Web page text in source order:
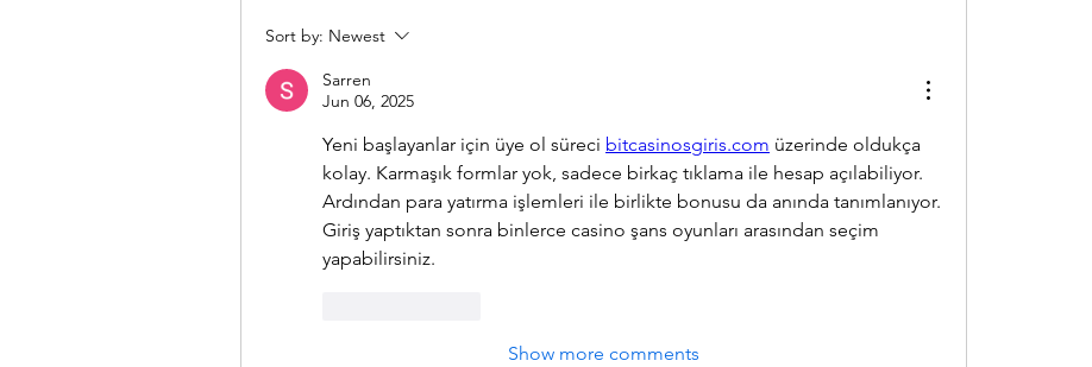
Sort by: Newest
Sarren
Jun 06, 2025
Yeni başlayanlar için üye ol süreci bitcasinosgiris.com üzerinde oldukça
kolay. Karmaşık formlar yok, sadece birkaç tıklama ile hesap açılabiliyor.
Ardından para yatırma işlemleri ile birlikte bonusu da anında tanımlanıyor.
Giriş yaptıktan sonra binlerce casino şans oyunları arasından seçim
yapabilirsiniz.
Show more comments